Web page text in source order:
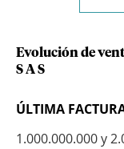
Evolución de
S A S
ÚLTIMA
1.000.000.000 y